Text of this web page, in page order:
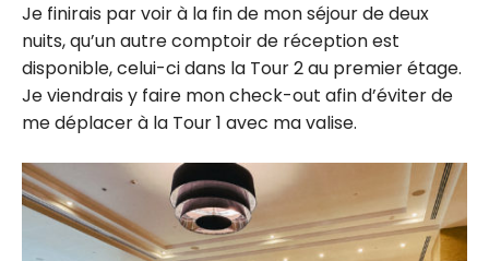
Je finirais par voir à la fin de mon séjour de deux
nuits, qu’un autre comptoir de réception est
disponible, celui-ci dans la Tour 2 au premier étage.
Je viendrais y faire mon check-out afin d’éviter de
me déplacer à la Tour 1 avec ma valise.